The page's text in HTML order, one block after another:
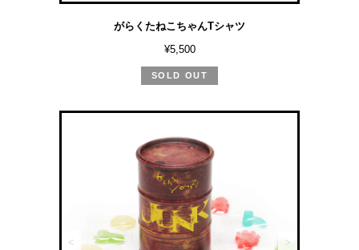
がらくたねこちゃんTシャツ
¥5,500
SOLD OUT
< >